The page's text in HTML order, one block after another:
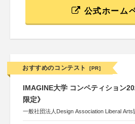
公式ホーム
おすすめのコンテスト [PR]
IMAGINE大学 コンペティション
限定》
一般社団法人Design Association Liberal Arts